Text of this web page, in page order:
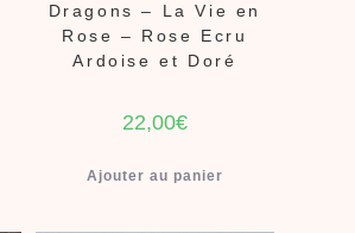
Dragons – La Vie en
Rose – Rose Ecru
Ardoise et Doré
22,00€
Ajouter au panier